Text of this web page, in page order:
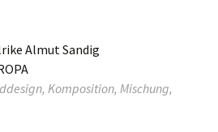
Almut Sandig
Komposition, Mischung,